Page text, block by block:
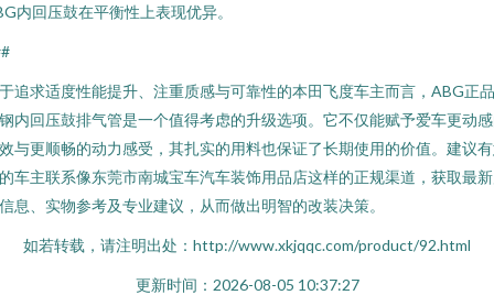
内回压鼓在平衡性上表现优异。
追求适度性能提升、注重质感与可靠性的本田飞度车主而言，ABG正
内回压鼓排气管是一个值得考虑的升级选项。它不仅能赋予爱车更动
与更顺畅的动力感受，其扎实的用料也保证了长期使用的价值。建议
车主联系像东莞市南城宝车汽车装饰用品店这样的正规渠道，获取最
息、实物参考及专业建议，从而做出明智的改装决策。
如若转载，请注明出处：http://www.xkjqqc.com/product/92.html
更新时间：2026-08-05 10:37:27